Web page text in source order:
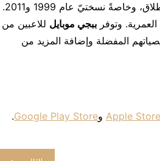
وتُعد سلسلة Hunter x Hunter واحدة من أشهر مسلسلات الأنمي على الإطلاق، وخاصةً نسختيّ عام 1999 و2011.
وتوفر ببجي موبايل للاعبين من
المفضلة وإضافة المزيد من
Apple Store وGoogle Play Store
.